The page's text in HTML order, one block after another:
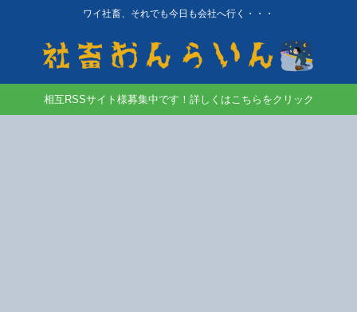
ワイ社畜、それでも今日も会社へ行く・・・
相互RSSサイト様募集中です！詳しくはこちらをクリック